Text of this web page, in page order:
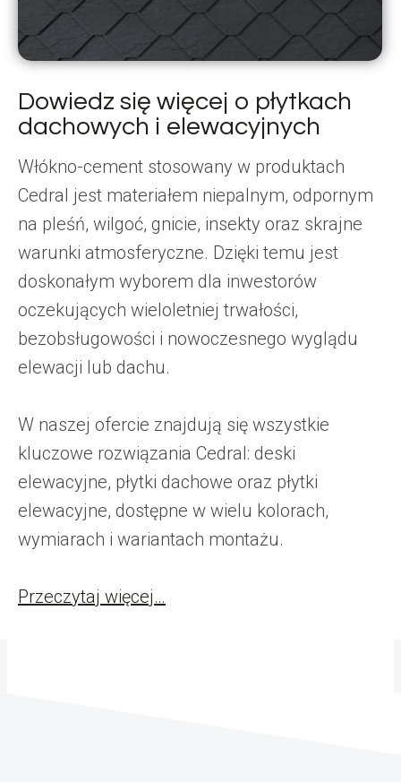
Dowiedz się więcej o płytkach
dachowych i elewacyjnych
Włókno-cement stosowany w produktach
Cedral jest materiałem niepalnym, odpornym
na pleśń, wilgoć, gnicie, insekty oraz skrajne
warunki atmosferyczne. Dzięki temu jest
doskonałym wyborem dla inwestorów
oczekujących wieloletniej trwałości,
bezobsługowości i nowoczesnego wyglądu
elewacji lub dachu.
W naszej ofercie znajdują się wszystkie
kluczowe rozwiązania Cedral: deski
elewacyjne, płytki dachowe oraz płytki
elewacyjne, dostępne w wielu kolorach,
wymiarach i wariantach montażu.
Przeczytaj więcej…